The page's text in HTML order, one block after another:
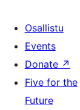
Osallistu
Events
Donate ↗
Five for the
Future